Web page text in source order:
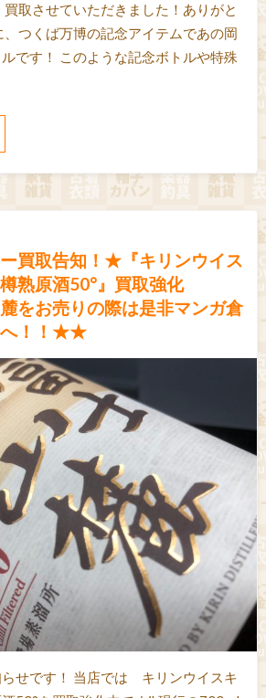
取させていただきました！ありがと
、つくば万博の記念アイテムであの岡
です！ このような記念ボトルや特殊
買取告知！★『キリンウイス
熟原酒50°』買取強化
をお売りの際は是非マンガ倉
へ！！★★
せです！ 当店では キリンウイスキ